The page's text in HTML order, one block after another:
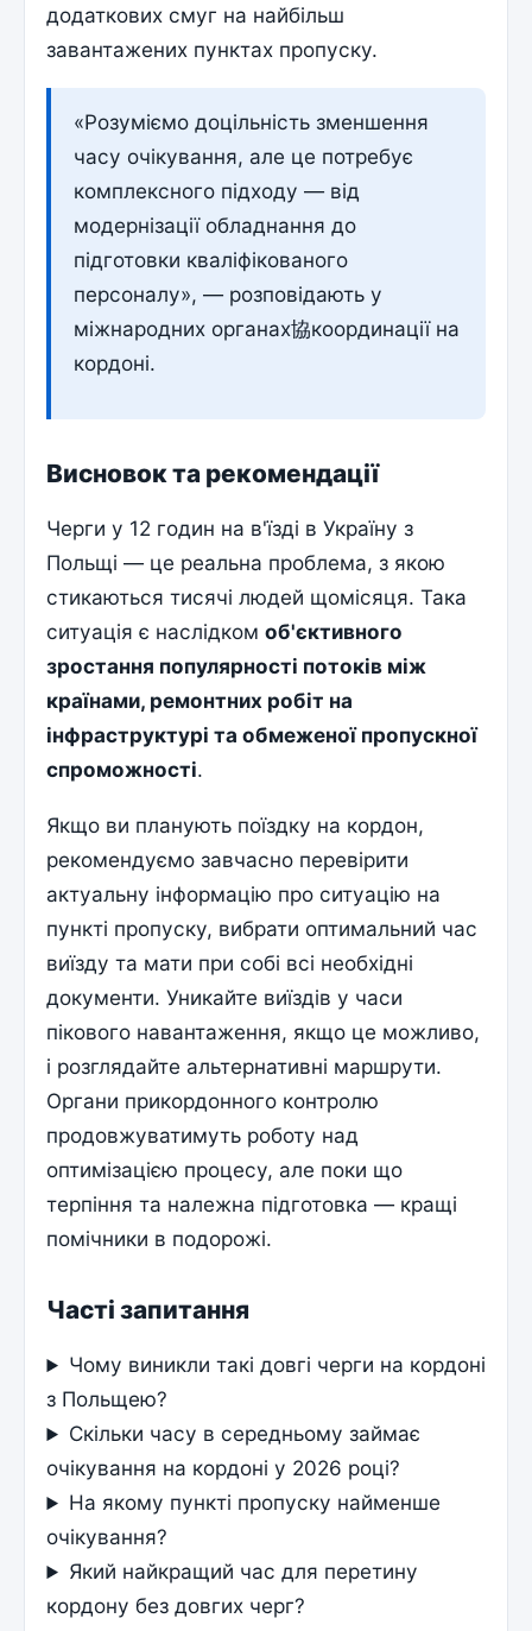
додаткових смуг на найбільш
завантажених пунктах пропуску.
«Розуміємо доцільність зменшення
часу очікування, але це потребує
комплексного підходу — від
модернізації обладнання до
підготовки кваліфікованого
персоналу», — розповідають у
міжнародних органах協координації на
кордоні.
Висновок та рекомендації
Черги у 12 годин на в'їзді в Україну з
Польщі — це реальна проблема, з якою
стикаються тисячі людей щомісяця. Така
ситуація є наслідкомоб'єктивного
зростання популярності потоків між
країнами, ремонтних робіт на
інфраструктурі та обмеженої пропускної
спроможності.
Якщо ви планують поїздку на кордон,
рекомендуємо завчасно перевірити
актуальну інформацію про ситуацію на
пункті пропуску, вибрати оптимальний час
виїзду та мати при собі всі необхідні
документи. Уникайте виїздів у часи
пікового навантаження, якщо це можливо,
і розглядайте альтернативні маршрути.
Органи прикордонного контролю
продовжуватимуть роботу над
оптимізацією процесу, але поки що
терпіння та належна підготовка — кращі
помічники в подорожі.
Часті запитання
Чому виникли такі довгі черги на кордоні
з Польщею?
Скільки часу в середньому займає
очікування на кордоні у 2026 році?
На якому пункті пропуску найменше
очікування?
Який найкращий час для перетину
кордону без довгих черг?